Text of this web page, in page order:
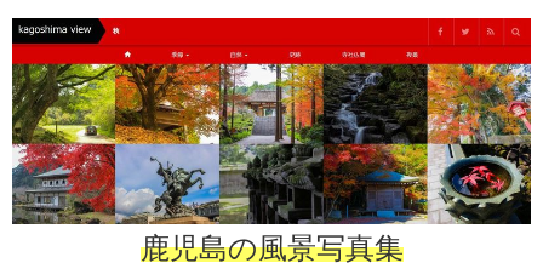
鹿児島の風景写真集